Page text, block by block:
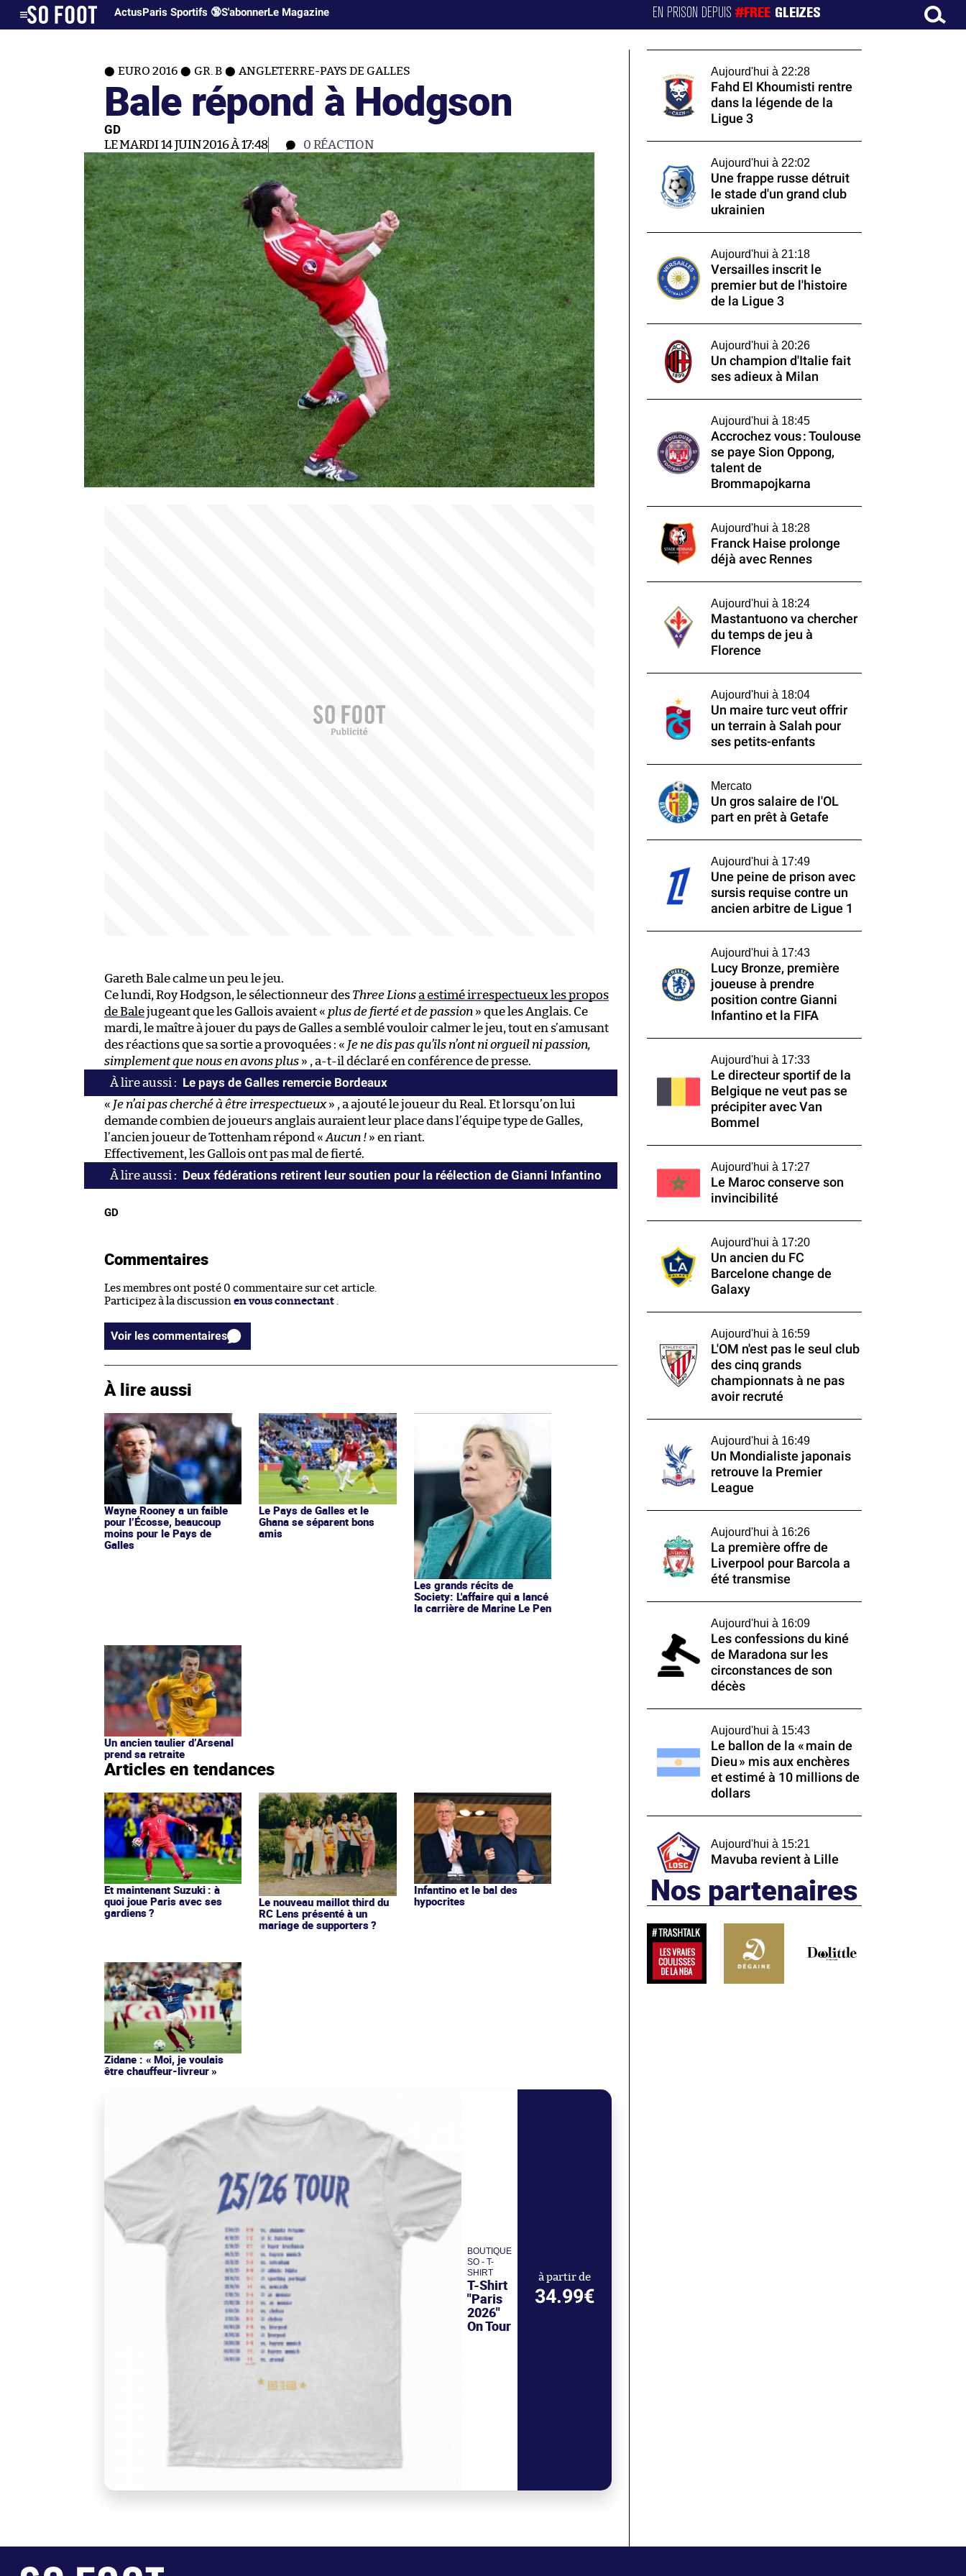
ActusParis Sportifs 🔞S'abonnerLe Magazine EN PRISON DEPUIS#FREE GLEIZES
EURO 2016 GR. B ANGLETERRE-PAYS DE GALLES
Bale répond à Hodgson
GD
LE MARDI 14 JUIN 2016 À 17:48 0 RÉACTION
Gareth Bale calme un peu le jeu.
Ce lundi, Roy Hodgson, le sélectionneur des Three Lionsa estimé irrespectueux les propos
de Balejugeant que les Gallois avaient « plus de fierté et de passion » que les Anglais. Ce
mardi, le maître à jouer du pays de Galles a semblé vouloir calmer le jeu, tout en s’amusant
des réactions que sa sortie a provoquées : « Je ne dis pas qu’ils n’ont ni orgueil ni passion,
simplement que nous en avons plus » , a-t-il déclaré en conférence de presse.
Le pays de Galles remercie Bordeaux
« Je n’ai pas cherché à être irrespectueux» , a ajouté le joueur du Real. Et lorsqu’on lui
demande combien de joueurs anglais auraient leur place dans l’équipe type de Galles,
l’ancien joueur de Tottenham répond « Aucun ! » en riant.
Effectivement, les Gallois ont pas mal de fierté.
Deux fédérations retirent leur soutien pour la réélection de Gianni Infantino
GD
Commentaires
Les membres ont posté 0 commentaire sur cet article.
Participez à la discussion en vous connectant
Voir les commentaires
À lire aussi
Wayne Rooney a un faible
pour l’Écosse, beaucoup
moins pour le Pays de
Galles
Le Pays de Galles et le
Ghana se séparent bons
amis
Les grands récits de
Society: L'affaire qui a lancé
la carrière de Marine Le Pen
Un ancien taulier d’Arsenal
prend sa retraite
Articles en tendances
Et maintenant Suzuki : à
quoi joue Paris avec ses
gardiens ?
Le nouveau maillot third du
RC Lens présenté à un
mariage de supporters ?
Infantino et le bal des
hypocrites
Zidane : « Moi, je voulais
être chauffeur-livreur »
BOUTIQUE
SO - T-
SHIRT
T-Shirt
"Paris
2026"
On Tour
à partir de
34.99€
Aujourd'hui à 22:28
Fahd El Khoumisti rentre
dans la légende de la
Ligue 3
Aujourd'hui à 22:02
Une frappe russe détruit
le stade d'un grand club
ukrainien
Aujourd'hui à 21:18
Versailles inscrit le
premier but de l'histoire
de la Ligue 3
Aujourd'hui à 20:26
Un champion d'Italie fait
ses adieux à Milan
Aujourd'hui à 18:45
Accrochez vous : Toulouse
se paye Sion Oppong,
talent de
Brommapojkarna
Aujourd'hui à 18:28
Franck Haise prolonge
déjà avec Rennes
Aujourd'hui à 18:24
Mastantuono va chercher
du temps de jeu à
Florence
Aujourd'hui à 18:04
Un maire turc veut offrir
un terrain à Salah pour
ses petits-enfants
Mercato
Un gros salaire de l'OL
part en prêt à Getafe
Aujourd'hui à 17:49
Une peine de prison avec
sursis requise contre un
ancien arbitre de Ligue 1
Aujourd'hui à 17:43
Lucy Bronze, première
joueuse à prendre
position contre Gianni
Infantino et la FIFA
Aujourd'hui à 17:33
Le directeur sportif de la
Belgique ne veut pas se
précipiter avec Van
Bommel
Aujourd'hui à 17:27
Le Maroc conserve son
invincibilité
Aujourd'hui à 17:20
Un ancien du FC
Barcelone change de
Galaxy
Aujourd'hui à 16:59
L'OM n'est pas le seul club
des cinq grands
championnats à ne pas
avoir recruté
Aujourd'hui à 16:49
Un Mondialiste japonais
retrouve la Premier
League
Aujourd'hui à 16:26
La première offre de
Liverpool pour Barcola a
été transmise
Aujourd'hui à 16:09
Les confessions du kiné
de Maradona sur les
circonstances de son
décès
Aujourd'hui à 15:43
Le ballon de la « main de
Dieu » mis aux enchères
et estimé à 10 millions de
dollars
Aujourd'hui à 15:21
Mavuba revient à Lille
Nos partenaires